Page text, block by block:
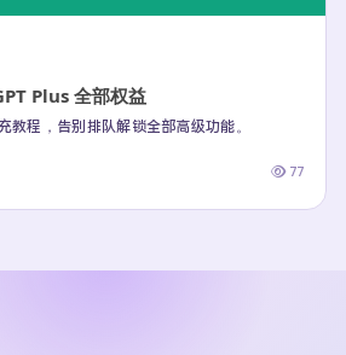
Plus 全部权益
程，告别排队解锁全部高级功能。
77